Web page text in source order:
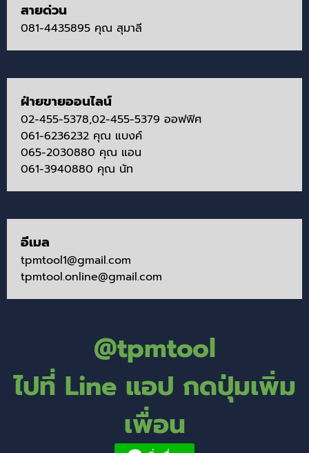
สายด่วน
081-4435895 คุณ สุมาลี
ฝ่ายขายออนไลน์
02-455-5378,02-455-5379 ออฟฟิศ
061-6236232 คุณ แบงค์
065-2030880 คุณ แอน
061-3940880 คุณ นัท
อีเมล
tpmtool1@gmail.com
tpmtool.online@gmail.com
@tpmtool
ไปที่ Line แอป กดปุ่มเพิ่ม
เพื่อน